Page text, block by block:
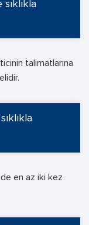
talimatlarına
en az iki kez